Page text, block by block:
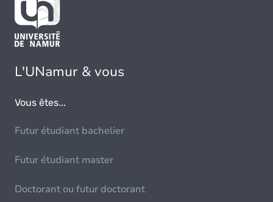
L'UNamur & vous
Vous êtes...
Futur étudiant bachelier
Futur étudiant master
Doctorant ou futur doctorant